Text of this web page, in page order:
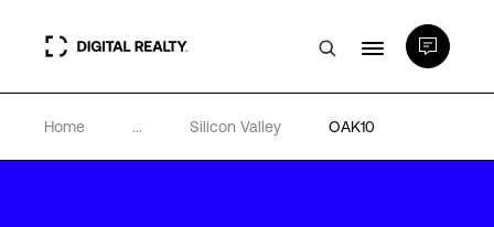
数据中心
Home ... Silicon Valley OAK10